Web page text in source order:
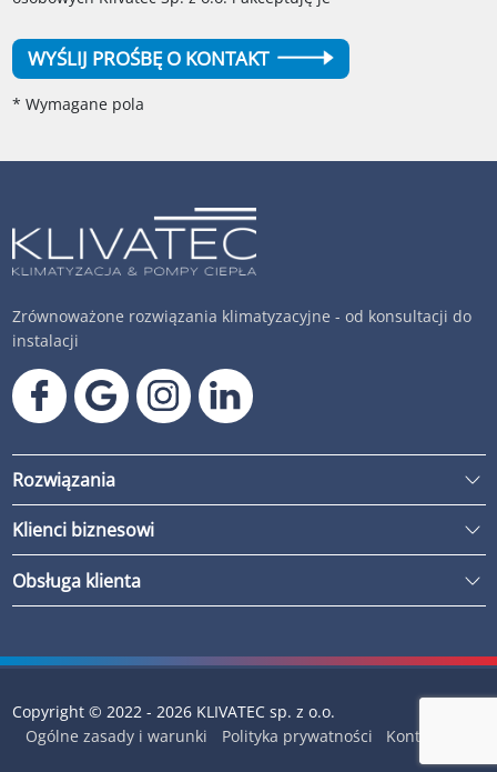
WYŚLIJ PROŚBĘ O KONTAKT
* Wymagane pola
Zrównoważone rozwiązania klimatyzacyjne - od konsultacji do
instalacji
Rozwiązania
Klienci biznesowi
Obsługa klienta
Copyright © 2022 - 2026 KLIVATEC sp. z o.o.
Ogólne zasady i warunki
Polityka prywatności Kontakt